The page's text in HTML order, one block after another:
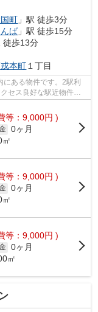
町 」駅 徒歩3分
ば」駅 徒歩15分
徒歩13分
戎本町 １丁目
にある物件です。2駅利
セス良好な駅近物件は
等：9,000円 )
0ヶ月
等：9,000円 )
0ヶ月
等：9,000円 )
0ヶ月
㎡